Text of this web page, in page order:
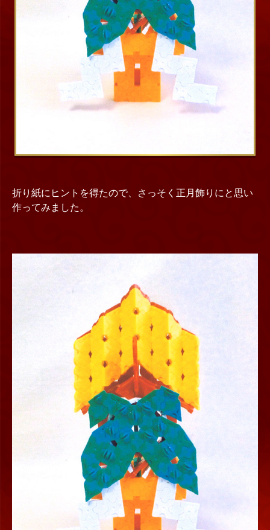
折り紙にヒントを得たので、さっそく正月飾りにと思い
作ってみました。